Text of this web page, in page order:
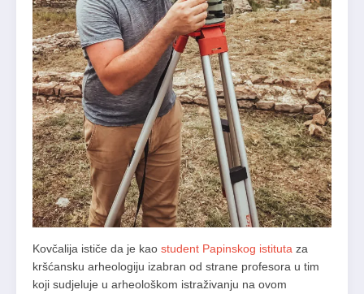
Kovčalija ističe da je kao student Papinskog istituta za
kršćansku arheologiju izabran od strane profesora u tim
koji sudjeluje u arheološkom istraživanju na ovom